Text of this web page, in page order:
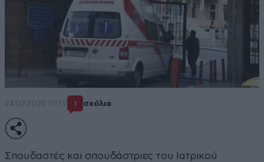
24·03·2020 19:19 1 σχόλια
Σπουδαστές και σπουδάστριες του Ιατρικού